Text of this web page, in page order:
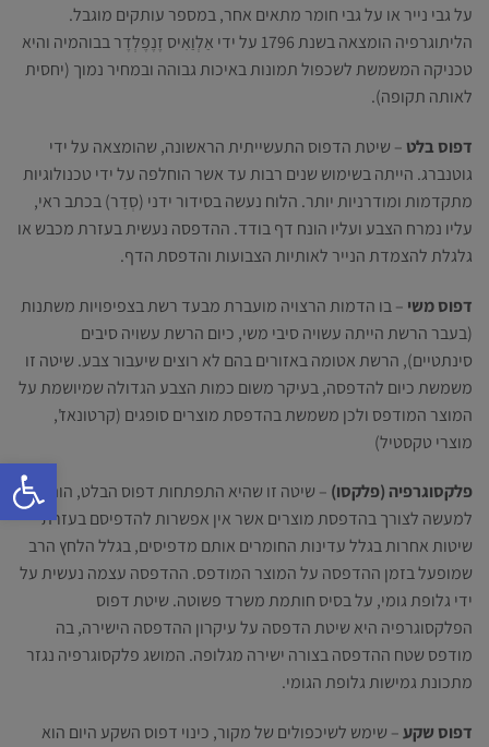
פתח
על גבי נייר או על גבי חומר מתאים אחר, במספר עותקים מוגבל.
הליתוגרפיה הומצאה בשנת 1796 על ידי אַלְוַאִיס זֶנֶפֶלְדֶר בבוהמיה והיא
טכניקה המשמשת לשכפול תמונות באיכות גבוהה ובמחיר נמוך (יחסית
לאותה תקופה).
דפוס בלט– שיטת הדפוס התעשייתית הראשונה, שהומצאה על ידי
גוטנברג. הייתה בשימוש שנים רבות עד אשר הוחלפה על ידי טכנולוגיות
מתקדמות ומודרניות יותר. הלוח נעשה בסידור ידני (סְדַר) בכתב ראי,
עליו נמרח הצבע ועליו הונח דף בודד. ההדפסה נעשית בעזרת מכבש או
גלגלת להצמדת הנייר לאותיות הצבועות והדפסת הדף.
דפוס משי – בו הדמות הרצויה מועברת מבעד רשת בצפיפויות משתנות
(בעבר הרשת הייתה עשויה סיבי משי, כיום הרשת עשויה סיבים
סינתטיים), הרשת אטומה באזורים בהם לא רוצים שיעבור צבע. שיטה זו
משמשת כיום להדפסה, בעיקר משום כמות הצבע הגדולה שמיושמת על
המוצר המודפס ולכן משמשת בהדפסת מוצרים סופגים (קרטונאז',
מוצרי טקסטיל)
פלקסוגרפיה (פלקסו) – שיטה זו שהיא התפתחות דפוס הבלט, הותאמה
למעשה לצורך בהדפסת מוצרים אשר אין אפשרות להדפיסם בעזרת
שיטות אחרות בגלל עדינות החומרים אותם מדפיסים, בגלל הלחץ הרב
שמופעל בזמן ההדפסה על המוצר המודפס. ההדפסה עצמה נעשית על
ידי גלופת גומי, על בסיס חותמת משרד פשוטה. שיטת דפוס
הפלקסוגרפיה היא שיטת הדפסה על עיקרון ההדפסה הישירה, בה
מודפס שטח ההדפסה בצורה ישירה מגלופה. המושג פלקסוגרפיה נגזר
מתכונת גמישות גלופת הגומי.
דפוס שקע– שימש לשיכפולים של מקור, כינוי דפוס השקע היום הוא